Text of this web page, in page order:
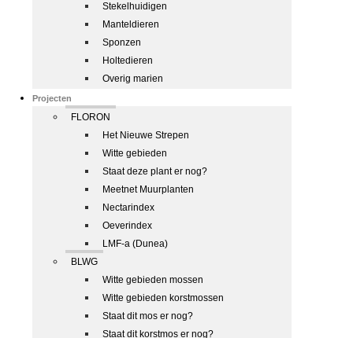
Stekelhuidigen
Manteldieren
Sponzen
Holtedieren
Overig marien
Projecten
FLORON
Het Nieuwe Strepen
Witte gebieden
Staat deze plant er nog?
Meetnet Muurplanten
Nectarindex
Oeverindex
LMF-a (Dunea)
BLWG
Witte gebieden mossen
Witte gebieden korstmossen
Staat dit mos er nog?
Staat dit korstmos er nog?